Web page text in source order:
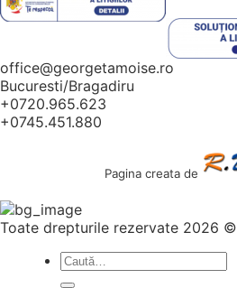
office@georgetamoise.ro
Bucuresti/Bragadiru
+0720.965.623
+0745.451.880
Pagina creata de
Toate drepturile rezervate 2026 ©
Caută